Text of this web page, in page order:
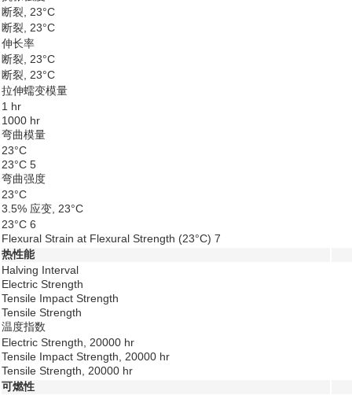
断裂, 23°C
断裂, 23°C
伸长率
断裂, 23°C
断裂, 23°C
拉伸蠕变模量
1 hr
1000 hr
弯曲模量
23°C
23°C 5
弯曲强度
23°C
3.5% 应变, 23°C
23°C 6
Flexural Strain at Flexural Strength (23°C) 7
热性能
Halving Interval
Electric Strength
Tensile Impact Strength
Tensile Strength
温度指数
Electric Strength, 20000 hr
Tensile Impact Strength, 20000 hr
Tensile Strength, 20000 hr
可燃性